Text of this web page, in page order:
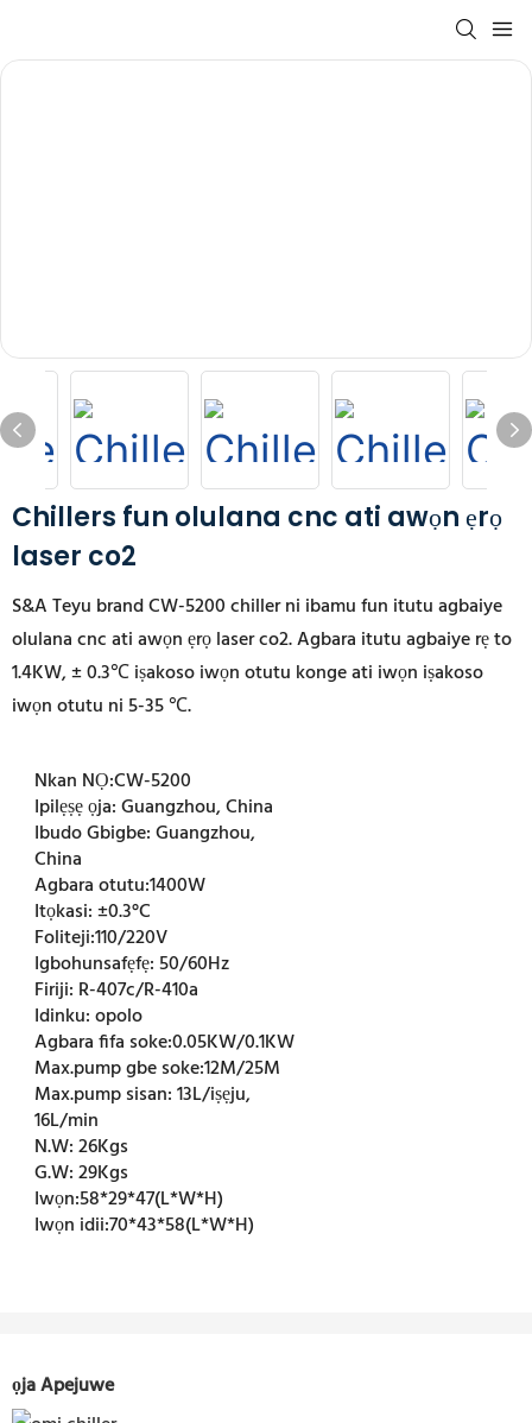
Chillers fun olulana cnc ati awọn ẹrọ
laser co2
S&A Teyu brand CW-5200 chiller ni ibamu fun itutu agbaiye
olulana cnc ati awọn ẹrọ laser co2. Agbara itutu agbaiye rẹ to
1.4KW, ± 0.3℃ iṣakoso iwọn otutu konge ati iwọn iṣakoso
iwọn otutu ni 5-35 ℃.
Nkan NỌ:CW-5200
Ipilẹṣẹ ọja:Guangzhou, China
Ibudo Gbigbe:Guangzhou,
China
Agbara otutu:1400W
Itọkasi:±0.3°C
Foliteji:110/220V
Igbohunsafẹfẹ:50/60Hz
Firiji: R-407c/R-410a
Idinku:opolo
Agbara fifa soke:0.05KW/0.1KW
Max.pump gbe soke:12M/25M
Max.pump sisan:13L/iṣẹju,
16L/min
N.W:26Kgs
G.W:29Kgs
Iwọn:58*29*47(L*W*H)
Iwọn idii:70*43*58(L*W*H)
ọja Apejuwe